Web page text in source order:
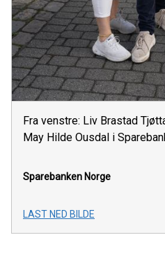
Fra venstre: Liv Brastad
May Hilde Ousdal i
Sparebanken Norge
LAST NED BILDE